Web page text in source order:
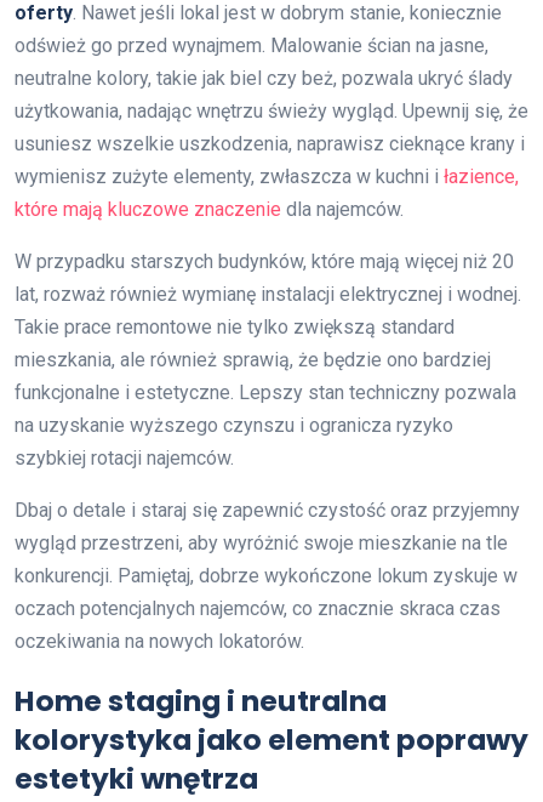
oferty. Nawet jeśli lokal jest w dobrym stanie, koniecznie
odśwież go przed wynajmem. Malowanie ścian na jasne,
neutralne kolory, takie jak biel czy beż, pozwala ukryć ślady
użytkowania, nadając wnętrzu świeży wygląd. Upewnij się, że
usuniesz wszelkie uszkodzenia, naprawisz cieknące krany i
wymienisz zużyte elementy, zwłaszcza w kuchni i łazience,
które mają kluczowe znaczenie dla najemców.
W przypadku starszych budynków, które mają więcej niż 20
lat, rozważ również wymianę instalacji elektrycznej i wodnej.
Takie prace remontowe nie tylko zwiększą standard
mieszkania, ale również sprawią, że będzie ono bardziej
funkcjonalne i estetyczne. Lepszy stan techniczny pozwala
na uzyskanie wyższego czynszu i ogranicza ryzyko
szybkiej rotacji najemców.
Dbaj o detale i staraj się zapewnić czystość oraz przyjemny
wygląd przestrzeni, aby wyróżnić swoje mieszkanie na tle
konkurencji. Pamiętaj, dobrze wykończone lokum zyskuje w
oczach potencjalnych najemców, co znacznie skraca czas
oczekiwania na nowych lokatorów.
Home staging i neutralna
kolorystyka jako element poprawy
estetyki wnętrza